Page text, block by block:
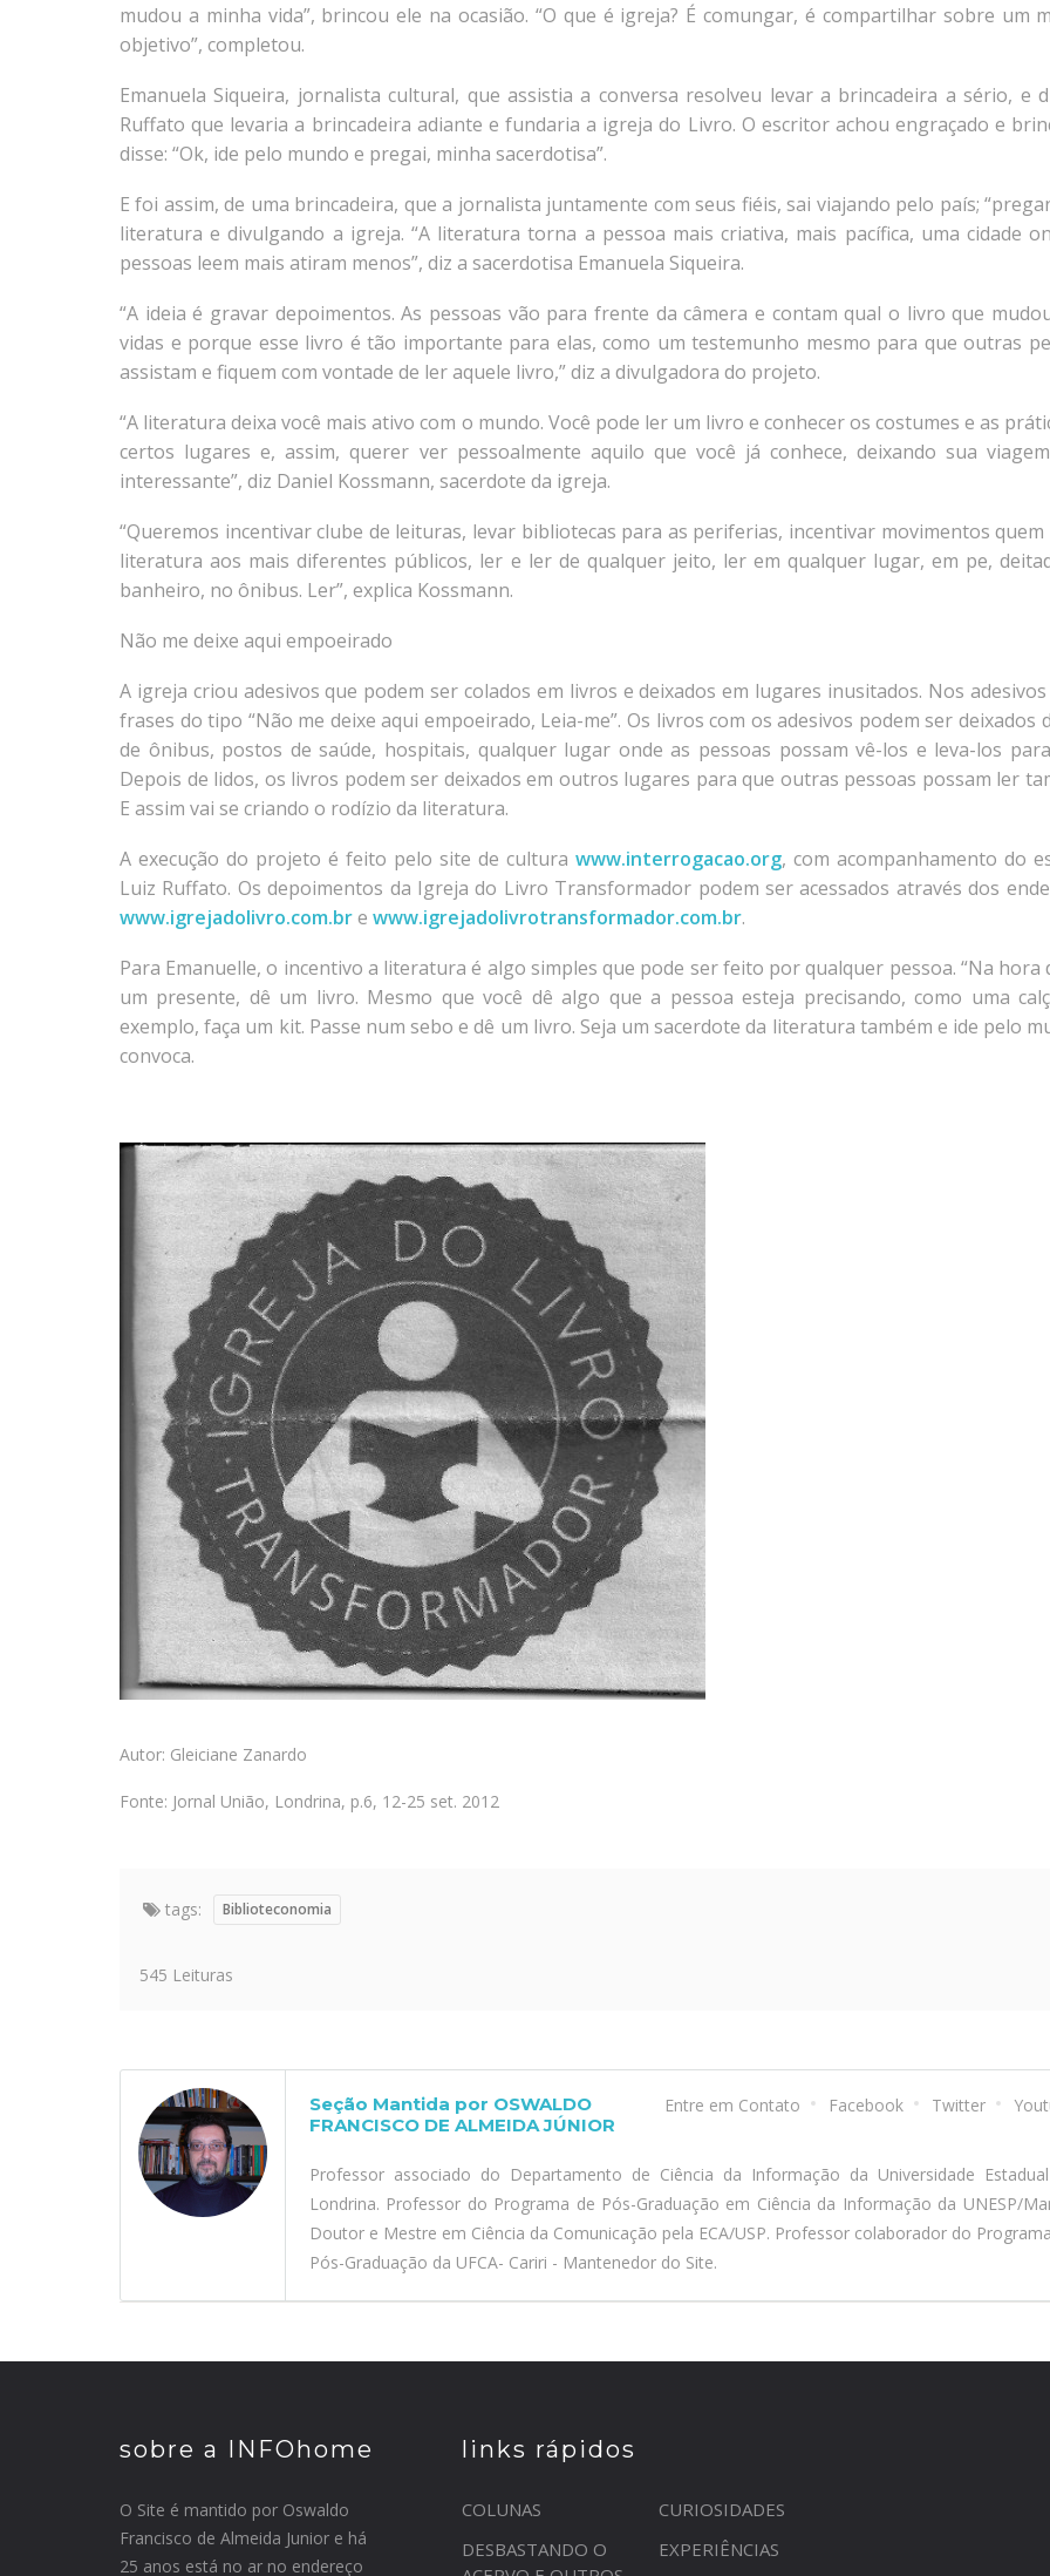
mudou a minha vida”, brincou ele na ocasião. “O que é igreja? É comungar, é compartilhar sobre um
objetivo”, completou.
Emanuela Siqueira, jornalista cultural, que assistia a conversa resolveu levar a brincadeira a sério, e
Ruffato que levaria a brincadeira adiante e fundaria a igreja do Livro. O escritor achou engraçado e
disse: “Ok, ide pelo mundo e pregai, minha sacerdotisa”.
E foi assim, de uma brincadeira, que a jornalista juntamente com seus fiéis, sai viajando pelo país;
literatura e divulgando a igreja. “A literatura torna a pessoa mais criativa, mais pacífica, uma cidade
pessoas leem mais atiram menos”, diz a sacerdotisa Emanuela Siqueira.
“A ideia é gravar depoimentos. As pessoas vão para frente da câmera e contam qual o livro que
vidas e porque esse livro é tão importante para elas, como um testemunho mesmo para que outras
assistam e fiquem com vontade de ler aquele livro,” diz a divulgadora do projeto.
“A literatura deixa você mais ativo com o mundo. Você pode ler um livro e conhecer os costumes e as
certos lugares e, assim, querer ver pessoalmente aquilo que você já conhece, deixando sua
interessante”, diz Daniel Kossmann, sacerdote da igreja.
“Queremos incentivar clube de leituras, levar bibliotecas para as periferias, incentivar movimentos quem
literatura aos mais diferentes públicos, ler e ler de qualquer jeito, ler em qualquer lugar, em pe,
banheiro, no ônibus. Ler”, explica Kossmann.
Não me deixe aqui empoeirado
A igreja criou adesivos que podem ser colados em livros e deixados em lugares inusitados. Nos
frases do tipo “Não me deixe aqui empoeirado, Leia-me”. Os livros com os adesivos podem ser deixados
de ônibus, postos de saúde, hospitais, qualquer lugar onde as pessoas possam vê-los e leva-los
Depois de lidos, os livros podem ser deixados em outros lugares para que outras pessoas possam ler
E assim vai se criando o rodízio da literatura.
A execução do projeto é feito pelo site de cultura www.interrogacao.org, com acompanhamento do
Luiz Ruffato. Os depoimentos da Igreja do Livro Transformador podem ser acessados através dos
www.igrejadolivro.com.bre www.igrejadolivrotransformador.com.br.
Para Emanuelle, o incentivo a literatura é algo simples que pode ser feito por qualquer pessoa. “Na hora
um presente, dê um livro. Mesmo que você dê algo que a pessoa esteja precisando, como uma
exemplo, faça um kit. Passe num sebo e dê um livro. Seja um sacerdote da literatura também e ide pelo
convoca.
Autor: Gleiciane Zanardo
Fonte: Jornal União, Londrina, p.6, 12-25 set. 2012
tags: Biblioteconomia
545 Leituras
Entre em Contato Facebook Twitter
Seção Mantida por OSWALDO
FRANCISCO DE ALMEIDA JÚNIOR
Professor associado do Departamento de Ciência da Informação da Universidade
Londrina. Professor do Programa de Pós-Graduação em Ciência da Informação da UNESP/
Doutor e Mestre em Ciência da Comunicação pela ECA/USP. Professor colaborador do
Pós-Graduação da UFCA- Cariri - Mantenedor do Site.
sobre a INFOhome
O Site é mantido por Oswaldo
Francisco de Almeida Junior e há
25 anos está no ar no endereço
links rápidos
COLUNAS
CURIOSIDADES
DESBASTANDO O
EXPERIÊNCIAS